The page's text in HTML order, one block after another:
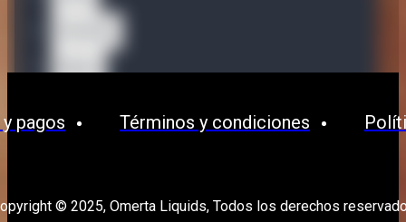
pagos Términos y condiciones
© 2025, Omerta Liquids, Todos los derechos